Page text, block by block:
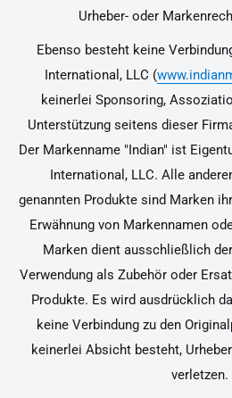
Urheber- oder
Ebenso besteht keine
International, LLC (
keinerlei Sponsoring,
Unterstützung seitens dieser
Der Markenname "Indian" ist
International, LLC. Alle
genannten Produkte sind Marken
Erwähnung von Markennamen
Marken dient ausschließlich
Verwendung als Zubehör oder
Produkte. Es wird ausdrücklich
keine Verbindung zu den
keinerlei Absicht besteht,
verletzen.